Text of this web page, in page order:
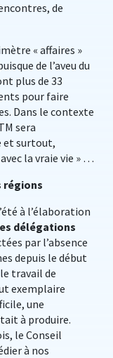
de
« affaires »
de l’aveu du
plus de 33
pour faire
Dans le contexte
sera
et surtout,
la vraie vie » …
régions
à l’élaboration
délégations
par l’absence
depuis le début
travail de
exemplaire
une
à produire.
le Conseil
à nos